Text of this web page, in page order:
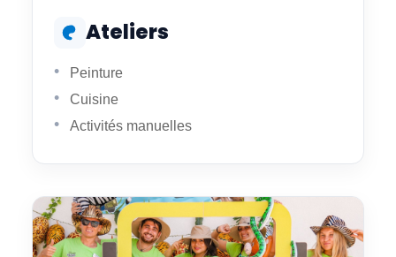
Ateliers
Peinture
Cuisine
Activités manuelles